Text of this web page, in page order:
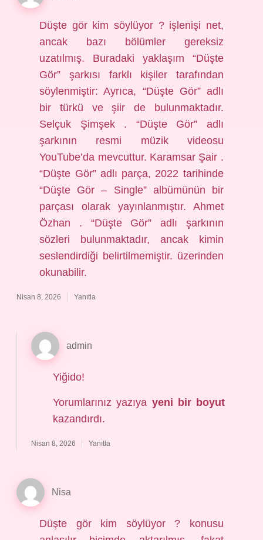
Düşte gör kim söylüyor ? işlenişi net,
ancak bazı bölümler gereksiz
uzatılmış. Buradaki yaklaşım “Düşte
Gör” şarkısı farklı kişiler tarafından
söylenmiştir: Ayrıca, “Düşte Gör” adlı
bir türkü ve şiir de bulunmaktadır.
Selçuk Şimşek . “Düşte Gör” adlı
şarkının resmi müzik videosu
YouTube’da mevcuttur. Karamsar Şair .
“Düşte Gör” adlı parça, 2022 tarihinde
“Düşte Gör – Single” albümünün bir
parçası olarak yayınlanmıştır. Ahmet
Özhan . “Düşte Gör” adlı şarkının
sözleri bulunmaktadır, ancak kimin
seslendirdiği belirtilmemiştir. üzerinden
okunabilir.
Nisan 8, 2026 Yanıtla
admin
Yiğido!
Yorumlarınız yazıya yeni bir boyut
kazandırdı.
Nisan 8, 2026 Yanıtla
Nisa
Düşte gör kim söylüyor ? konusu